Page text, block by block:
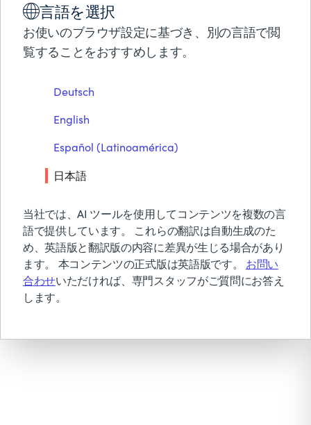
パートナー
言語を選択
お使いのブラウザ設定に基づき、別の言語で閲
覧することをおすすめします。
Deutsch
English
Español (Latinoamérica)
日本語
当社では、AI ツールを使用してコンテンツを複数の言
語で提供しています。 これらの翻訳は自動生成のた
め、英語版と翻訳版の内容に差異が生じる場合があり
ます。 本コンテンツの正式版は英語版です。 お問い
合わせいただければ、専門スタッフがご質問にお答え
します。
インフォグラフィック
BMCはプロセス中心の
AIOpsに関するフォレスタ
ーウェーブ